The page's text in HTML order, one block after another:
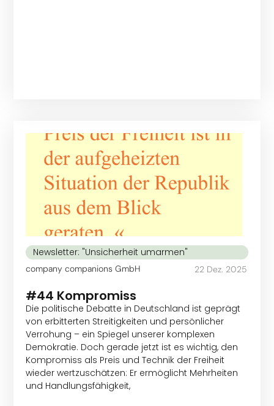
Newsletter: "Unsicherheit umarmen"
company companions GmbH 22 Dez. 2025
#44 Kompromiss
Die politische Debatte in Deutschland ist geprägt
von erbitterten Streitigkeiten und persönlicher
Verrohung – ein Spiegel unserer komplexen
Demokratie. Doch gerade jetzt ist es wichtig, den
Kompromiss als Preis und Technik der Freiheit
wieder wertzuschätzen: Er ermöglicht Mehrheiten
und Handlungsfähigkeit,